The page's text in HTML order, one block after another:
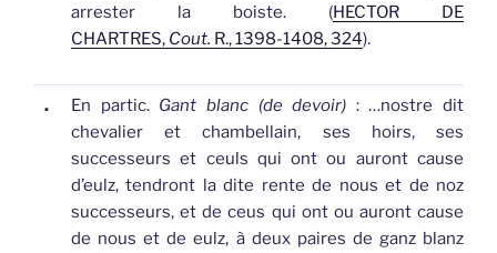
arrester la boiste. (HECTOR DE
CHARTRES, Cout. R., 1398-1408, 324).
. En partic. Gant blanc (de devoir) : …nostre dit
chevalier et chambellain, ses hoirs, ses
successeurs et ceuls qui ont ou auront cause
d’eulz, tendront la dite rente de nous et de noz
successeurs, et de ceus qui ont ou auront cause
de nous et de eulz, à deux paires de ganzblanz